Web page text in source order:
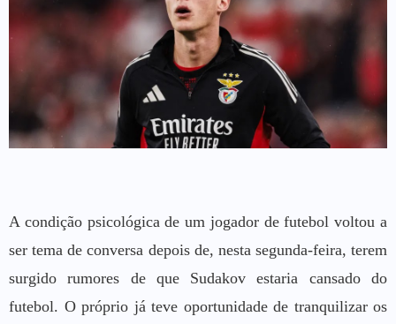
A condição psicológica de um jogador de futebol voltou a
ser tema de conversa depois de, nesta segunda-feira, terem
surgido rumores de que Sudakov estaria cansado do
futebol. O próprio já teve oportunidade de tranquilizar os